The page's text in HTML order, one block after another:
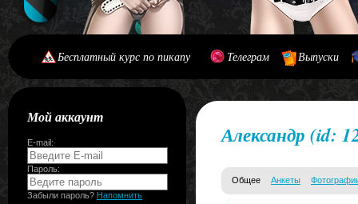
Бесплатный курс по пикапу Телеграм Выпуски
Мой аккаунт
E-mail:
Пароль:
Забыли пароль? Напомнить
Александр (id:
Общее Анкеты